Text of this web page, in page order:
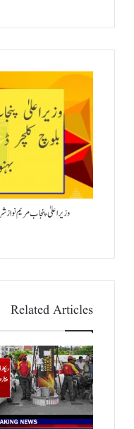
وزیراعلیٰ پنجاب مریم
Related Articles